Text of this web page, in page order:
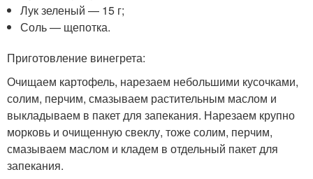
Лук зеленый — 15 г;
Соль — щепотка.
Приготовление винегрета:
Очищаем картофель, нарезаем небольшими кусочками,
солим, перчим, смазываем растительным маслом и
выкладываем в пакет для запекания. Нарезаем крупно
морковь и очищенную свеклу, тоже солим, перчим,
смазываем маслом и кладем в отдельный пакет для
запекания.